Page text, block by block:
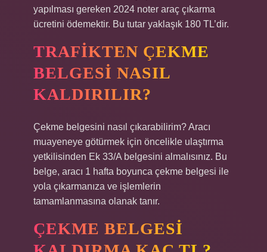
yapılması gereken 2024 noter araç çıkarma
ücretini ödemektir. Bu tutar yaklaşık 180 TL’dir.
TRAFIKTEN ÇEKME
BELGESI NASIL
KALDIRILIR?
Çekme belgesini nasıl çıkarabilirim? Aracı
muayeneye götürmek için öncelikle ulaştırma
yetkilisinden Ek 33/A belgesini almalısınız. Bu
belge, aracı 1 hafta boyunca çekme belgesi ile
yola çıkarmanıza ve işlemlerin
tamamlanmasına olanak tanır.
ÇEKME BELGESI